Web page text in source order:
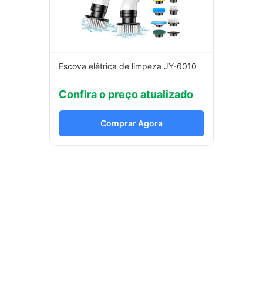
Escova elétrica de limpeza JY-6010
Confira o preço atualizado
Comprar Agora